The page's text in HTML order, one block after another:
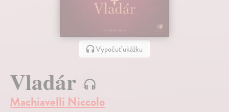
Vypočuť ukážku
Vladár
Machiavelli Niccolo